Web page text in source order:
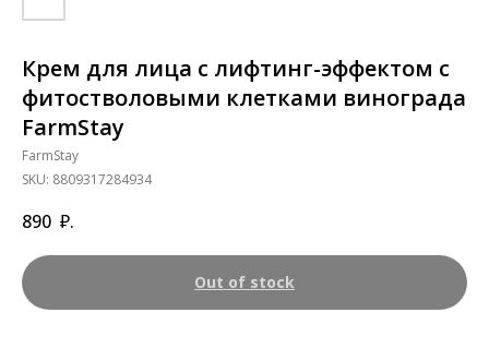
Крем для лица с лифтинг-эффектом с
фитостволовыми клетками винограда
FarmStay
FarmStay
SKU: 8809317284934
890 ₽.
Out of stock